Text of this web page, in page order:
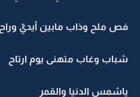
فص ملح وذاب مابين أيديّ وراح
شباب وغاب متهنى يوم ارتاح
ياشمس الدنيا والقمر